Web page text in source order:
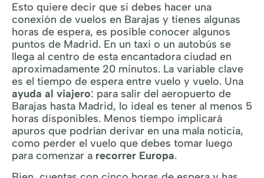
Esto quiere decir que si debes hacer una
conexión de vuelos en Barajas y tienes algunas
horas de espera, es posible conocer algunos
puntos de Madrid. En un taxi o un autobús se
llega al centro de esta encantadora ciudad en
aproximadamente 20 minutos. La variable clave
es el tiempo de espera entre vuelo y vuelo. Una
ayuda al viajero: para salir del aeropuerto de
Barajas hasta Madrid, lo ideal es tener al menos 5
horas disponibles. Menos tiempo implicará
apuros que podrían derivar en una mala noticia,
como perder el vuelo que debes tomar luego
para comenzar a recorrer Europa.